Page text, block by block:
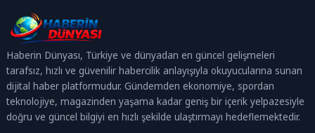
Haberin Dünyası, Türkiye ve dünyadan en güncel gelişmeleri
tarafsız, hızlı ve güvenilir habercilik anlayışıyla okuyucularına sunan
dijital haber platformudur. Gündemden ekonomiye, spordan
teknolojiye, magazinden yaşama kadar geniş bir içerik yelpazesiyle
doğru ve güncel bilgiyi en hızlı şekilde ulaştırmayı hedeflemektedir.